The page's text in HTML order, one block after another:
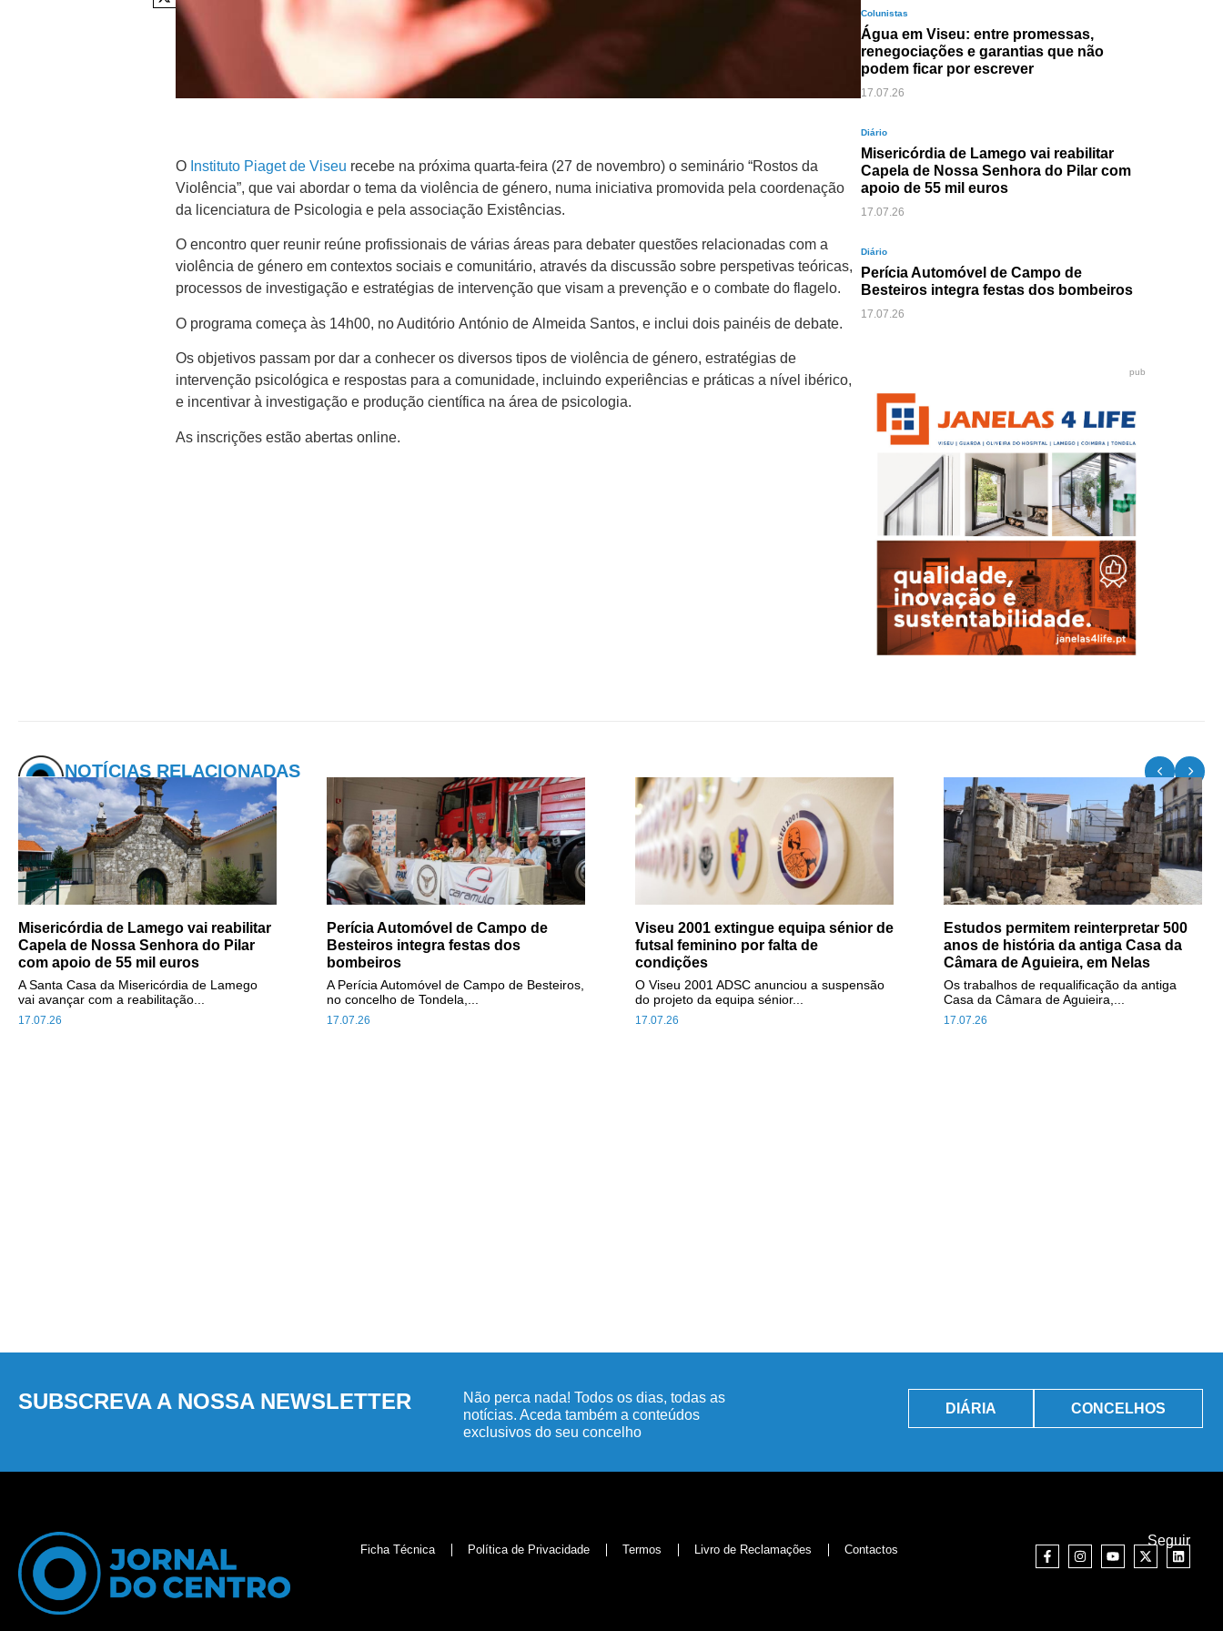
O Instituto Piaget de Viseu recebe na próxima quarta-feira (27 de novembro) o seminário “Rostos da
Violência”, que vai abordar o tema da violência de género, numa iniciativa promovida pela coordenação
da licenciatura de Psicologia e pela associação Existências.
O encontro quer reunir reúne profissionais de várias áreas para debater questões relacionadas com a
violência de género em contextos sociais e comunitário, através da discussão sobre perspetivas teóricas,
processos de investigação e estratégias de intervenção que visam a prevenção e o combate do flagelo.
O programa começa às 14h00, no Auditório António de Almeida Santos, e inclui dois painéis de debate.
Os objetivos passam por dar a conhecer os diversos tipos de violência de género, estratégias de
intervenção psicológica e respostas para a comunidade, incluindo experiências e práticas a nível ibérico,
e incentivar à investigação e produção científica na área de psicologia.
As inscrições estão abertas online.
Colunistas
Água em Viseu: entre promessas,
renegociações e garantias que não
podem ficar por escrever
17.07.26
Diário
Misericórdia de Lamego vai reabilitar
Capela de Nossa Senhora do Pilar com
apoio de 55 mil euros
17.07.26
Diário
Perícia Automóvel de Campo de
Besteiros integra festas dos bombeiros
17.07.26
pub
NOTÍCIAS RELACIONADAS
Misericórdia de Lamego vai reabilitar
Capela de Nossa Senhora do Pilar
com apoio de 55 mil euros
17.07.26
A Santa Casa da Misericórdia de Lamego
vai avançar com a reabilitação...
Perícia Automóvel de Campo de
Besteiros integra festas dos
bombeiros
17.07.26
A Perícia Automóvel de Campo de Besteiros,
no concelho de Tondela,...
Viseu 2001 extingue equipa sénior de
futsal feminino por falta de
condições
17.07.26
O Viseu 2001 ADSC anunciou a suspensão
do projeto da equipa sénior...
Estudos permitem reinterpretar 500
anos de história da antiga Casa da
Câmara de Aguieira, em Nelas
17.07.26
Os trabalhos de requalificação da antiga
Casa da Câmara de Aguieira,...
SUBSCREVA A NOSSA NEWSLETTER
Não perca nada! Todos os dias, todas as
notícias. Aceda também a conteúdos
exclusivos do seu concelho
DIÁRIA CONCELHOS
Ficha Técnica Política de Privacidade Termos Livro de Reclamações Contactos
Seguir